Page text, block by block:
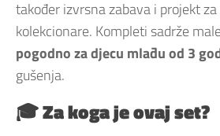
također izvrsna zabava i projekt
kolekcionare. Kompleti sadrže
pogodno za djecu mlađu od 3
gušenja.
🎓 Za koga je ovaj set?